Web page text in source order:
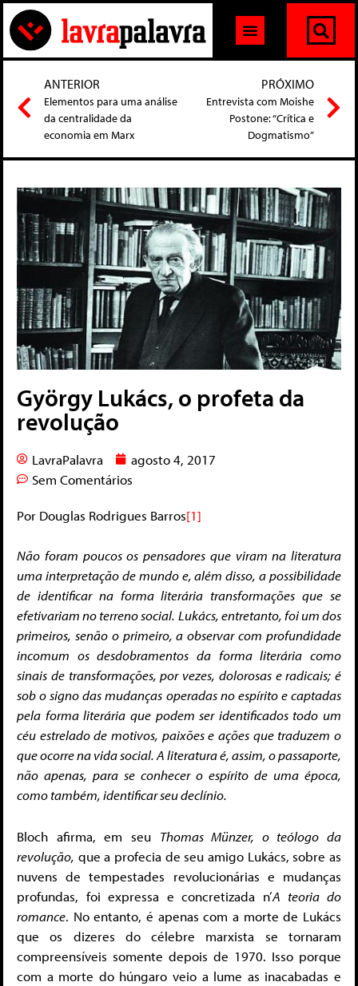
ANTERIOR
Elementos para uma análise
da centralidade da
economia em Marx
PRÓXIMO
Entrevista com Moishe
Postone: “Crítica e
Dogmatismo”
György Lukács, o profeta da
revolução
LavraPalavra
agosto 4, 2017
Sem Comentários
Por Douglas Rodrigues Barros[1]
Não foram poucos os pensadores que viram na literatura
uma interpretação de mundo e, além disso, a possibilidade
de identificar na forma literária transformações que se
efetivariam no terreno social. Lukács, entretanto, foi um dos
primeiros, senão o primeiro, a observar com profundidade
incomum os desdobramentos da forma literária como
sinais de transformações, por vezes, dolorosas e radicais; é
sob o signo das mudanças operadas no espírito e captadas
pela forma literária que podem ser identificados todo um
céu estrelado de motivos, paixões e ações que traduzem o
que ocorre na vida social. A literatura é, assim, o passaporte,
não apenas, para se conhecer o espírito de uma época,
como também, identificar seu declínio.
Bloch afirma, em seu Thomas Münzer, o teólogo da
revolução, que a profecia de seu amigo Lukács, sobre as
nuvens de tempestades revolucionárias e mudanças
profundas, foi expressa e concretizada n’A teoria do
romance. No entanto, é apenas com a morte de Lukács
que os dizeres do célebre marxista se tornaram
compreensíveis somente depois de 1970. Isso porque
com a morte do húngaro veio a lume as inacabadas e